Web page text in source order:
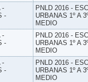
-
-
PNLD 2016 -
URBANAS 1º A
MEDIO
-
-
PNLD 2016 -
URBANAS 1º A
MEDIO
-
-
PNLD 2016 -
URBANAS 1º A
MEDIO